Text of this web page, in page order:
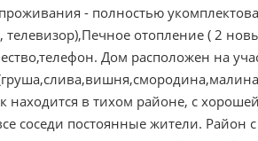
- полностью
отопление ( 2
Дом расположен на
в тихом районе, с
соседи постоянные жители. Район